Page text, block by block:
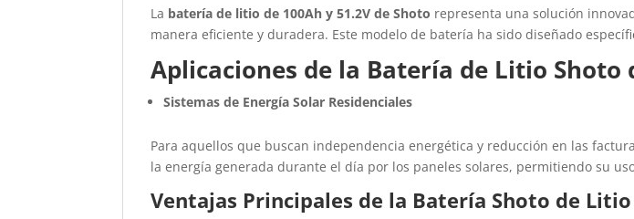
La batería de litio de 100Ah y 51.2V de Shoto representa una solución
manera eficiente y duradera. Este modelo de batería ha sido diseñado
Aplicaciones de la Batería de Litio Shoto
Sistemas de Energía Solar Residenciales
Para aquellos que buscan independencia energética y reducción en las
la energía generada durante el día por los paneles solares, permitiendo su
Ventajas Principales de la Batería Shoto de Litio